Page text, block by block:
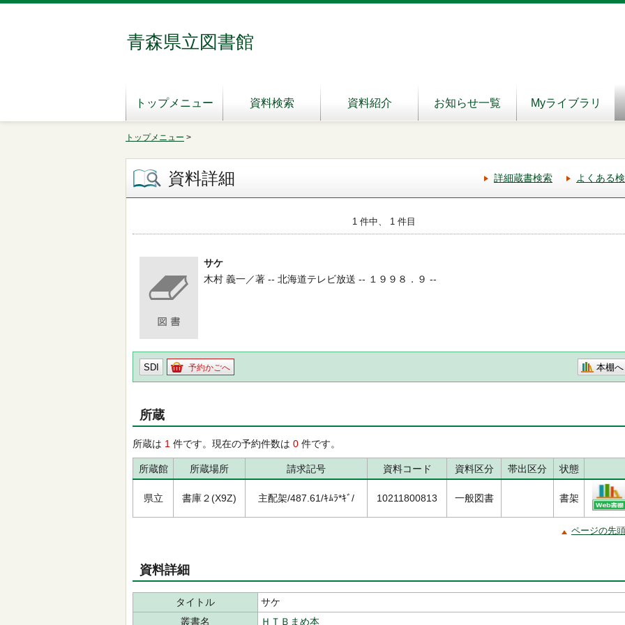
青森県立図書館
トップメニュー 資料検索 資料紹介 お知らせ一覧 Myライブラリ
トップメニュー >
資料詳細 詳細蔵書検索 よくある
1 件中、 1 件目
サケ
木村 義一／著 -- 北海道テレビ放送 -- １９９８．９ --
SDI 予約かごへ 本棚へ
所蔵
所蔵は 1 件です。現在の予約件数は 0 件です。
所蔵館 所蔵場所 請求記号 資料コード 資料区分 帯出区分 状態
県立 書庫２(X9Z) 主配架/487.61/ｷﾑﾗ*ｷﾞ/ 10211800813 一般図書 書架
ページの先
資料詳細
タイトル
サケ
叢書名
ＨＴＢまめ本